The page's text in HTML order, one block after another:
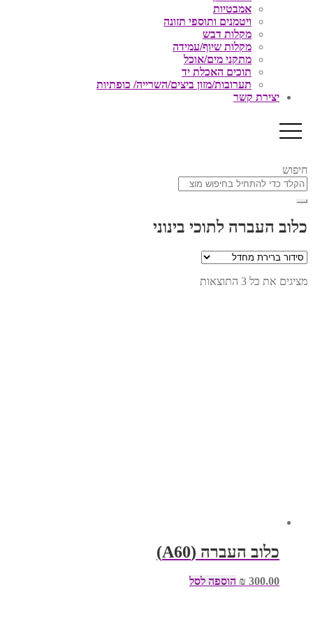
אמבטיות
ויטמנים ותוספי תזונה
מקלות דבש
מקלות שיוף/עמידה
מתקני מים/אוכל
תוכים האכלת יד
תערובות/מזון ביצים/השרייה/ כופתיות
יצירת קשר
חיפוש
כלוב העברה לתוכי בינוני
מציגים את כל ⁦3⁩ התוצאות
כלוב העברה (A60)
₪ 300.00 הוספה לסל